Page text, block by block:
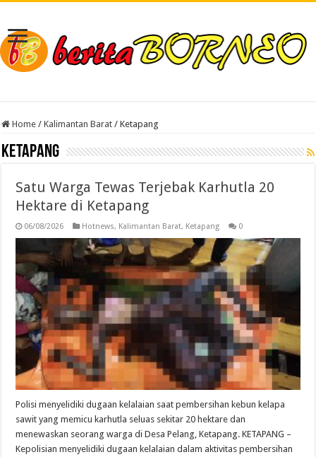
Home / Kalimantan Barat / Ketapang
Ketapang
Satu Warga Tewas Terjebak Karhutla 20
Hektare di Ketapang
06/08/2026 Hotnews, Kalimantan Barat, Ketapang 0
Polisi menyelidiki dugaan kelalaian saat pembersihan kebun kelapa
sawit yang memicu karhutla seluas sekitar 20 hektare dan
menewaskan seorang warga di Desa Pelang, Ketapang. KETAPANG –
Kepolisian menyelidiki dugaan kelalaian dalam aktivitas pembersihan